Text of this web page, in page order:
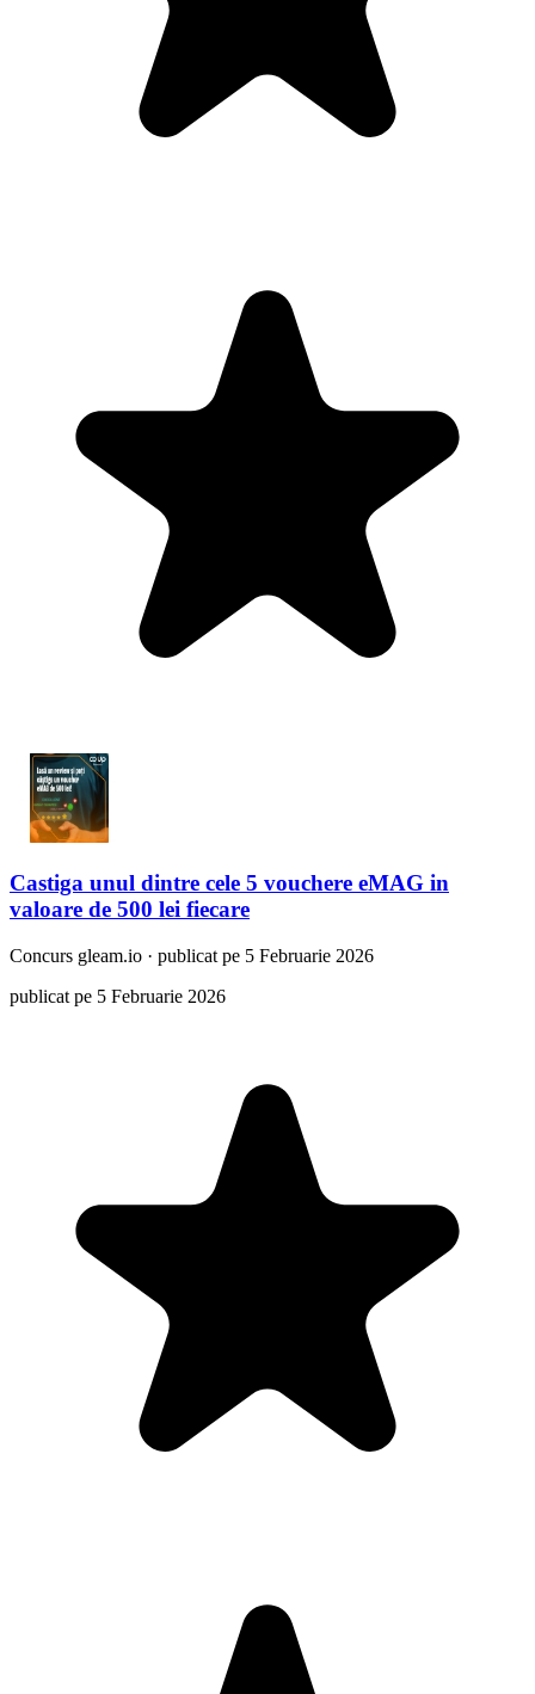
Castiga unul dintre cele 5 vouchere eMAG in
valoare de 500 lei fiecare
Concurs gleam.io · publicat pe 5 Februarie 2026
publicat pe 5 Februarie 2026